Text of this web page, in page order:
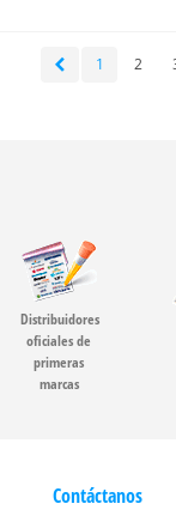
1 2
Distribuidores
oficiales de
primeras
marcas
Contáctanos